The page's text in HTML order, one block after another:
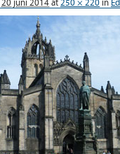
20 juni 2014at250 × 220 in